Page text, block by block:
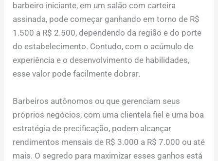
barbeiro iniciante, em um salão com carteira
assinada, pode começar ganhando em torno de R$
1.500 a R$ 2.500, dependendo da região e do porte
do estabelecimento. Contudo, com o acúmulo de
experiência e o desenvolvimento de habilidades,
esse valor pode facilmente dobrar.
Barbeiros autônomos ou que gerenciam seus
próprios negócios, com uma clientela fiel e uma boa
estratégia de precificação, podem alcançar
rendimentos mensais de R$ 3.000 a R$ 7.000 ou até
mais. O segredo para maximizar esses ganhos está